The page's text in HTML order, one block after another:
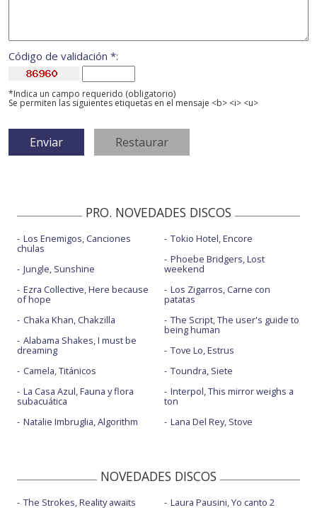
Código de validación *:
*Indica un campo requerido (obligatorio)
Se permiten las siguientes etiquetas en el mensaje <b> <i> <u>
PRO. NOVEDADES DISCOS
Los Enemigos, Canciones
chulas
Jungle, Sunshine
Ezra Collective, Here because
of hope
Chaka Khan, Chakzilla
Alabama Shakes, I must be
dreaming
Camela, Titánicos
La Casa Azul, Fauna y flora
subacuática
Natalie Imbruglia, Algorithm
Tokio Hotel, Encore
Phoebe Bridgers, Lost
weekend
Los Zigarros, Carne con
patatas
The Script, The user's guide to
being human
Tove Lo, Estrus
Toundra, Siete
Interpol, This mirror weighs a
ton
Lana Del Rey, Stove
NOVEDADES DISCOS
The Strokes, Reality awaits
Laura Pausini, Yo canto 2